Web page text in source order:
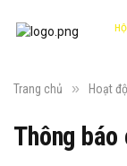
Trang chủ » Hoạt
Thông